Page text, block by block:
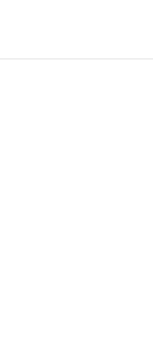
Vòi rửa Faster FS-